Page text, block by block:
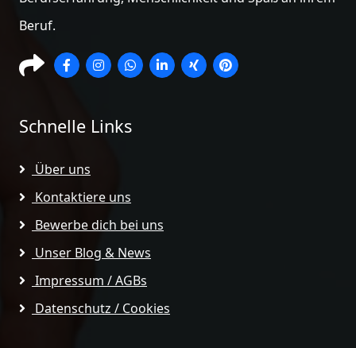
Beruf.
Schnelle Links
Über uns
Kontaktiere uns
Bewerbe dich bei uns
Unser Blog & News
Impressum / AGBs
Datenschutz / Cookies